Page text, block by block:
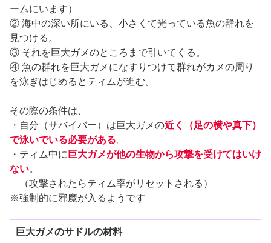
ームにいます）
② 海中の深い所にいる、小さくて光っている魚の群れを
見つける。
③ それを巨大ガメのところまで引いてくる。
④ 魚の群れを巨大ガメになすりつけて群れがカメの周り
を泳ぎはじめるとティムが進む。
その際の条件は、
・自分（サバイバー）は巨大ガメの近く（足の横や真下）
で泳いでいる必要がある。
・ティム中に 巨大ガメが他の生物から攻撃を受けてはいけ
ない。
（攻撃されたらティム率がリセットされる）
※強制的に邪魔が入るようです
巨大ガメのサドルの材料